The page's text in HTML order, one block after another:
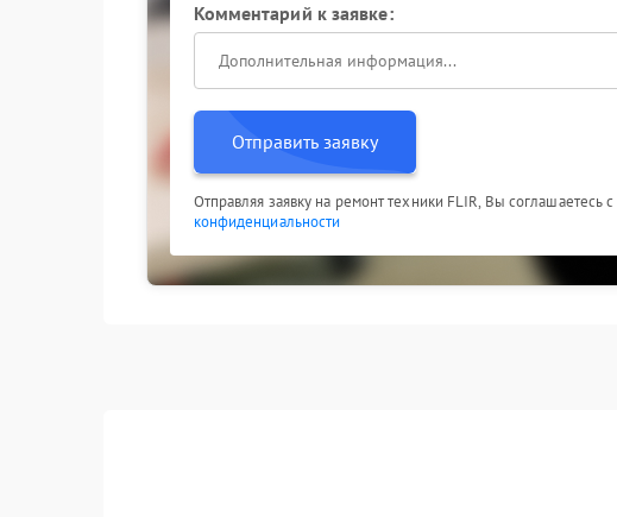
Комментарий к заявке:
Отправить заявку
Отправляя заявку на ремонт техники FLIR, Вы соглашаетесь с
конфиденциальности